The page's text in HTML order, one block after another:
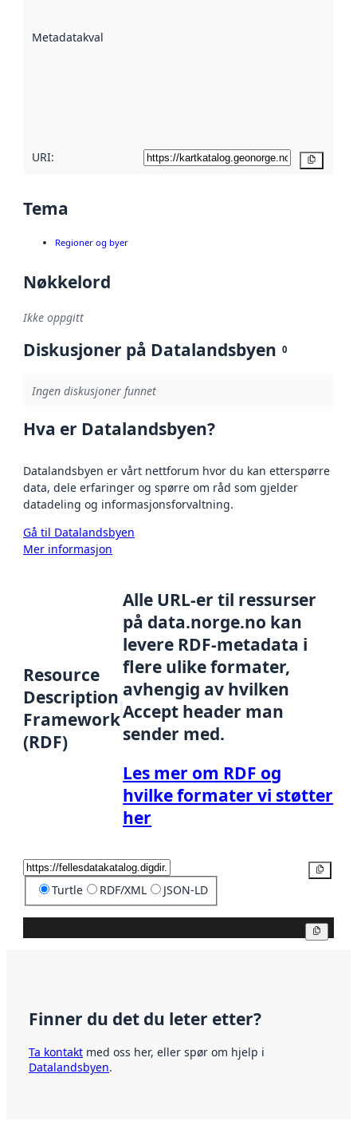
Metadatakvalitet
URI:
Tema
Regioner og byer
Nøkkelord
Ikke oppgitt
Diskusjoner på Datalandsbyen 0
Ingen diskusjoner funnet
Hva er Datalandsbyen?
Datalandsbyen er vårt nettforum hvor du kan etterspørre
data, dele erfaringer og spørre om råd som gjelder
datadeling og informasjonsforvaltning.
Gå til Datalandsbyen
Mer informasjon
Resource
Description
Framework
(RDF)
Alle URL-er til ressurser
på data.norge.no kan
levere RDF-metadata i
flere ulike formater,
avhengig av hvilken
Accept header man
sender med.
Les mer om RDF og
hvilke formater vi støtter
her
Turtle RDF/XML JSON-LD
Finner du det du leter etter?
Ta kontakt med oss her, eller spør om hjelp i
Datalandsbyen.